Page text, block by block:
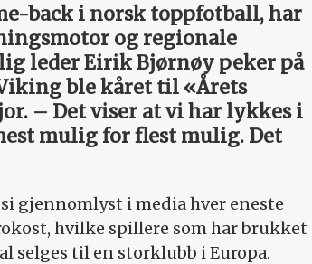
back i norsk toppfotball, har
og regionale
leder Eirik Bjørnøy peker på
ble kåret til «Årets
– Det viser at vi har lykkes i
mulig for flest mulig. Det
gjennomlyst i media hver eneste
hvilke spillere som har brukket
selges til en storklubb i Europa.